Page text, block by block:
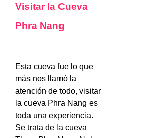
Visitar la Cueva
Phra Nang
Esta cueva fue lo que
más nos llamó la
atención de todo, visitar
la cueva Phra Nang es
toda una experiencia.
Se trata de la cueva